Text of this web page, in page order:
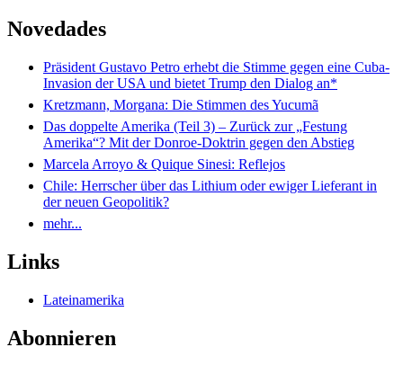
Novedades
Präsident Gustavo Petro erhebt die Stimme gegen eine Cuba-
Invasion der USA und bietet Trump den Dialog an*
Kretzmann, Morgana: Die Stimmen des Yucumã
Das doppelte Amerika (Teil 3) – Zurück zur „Festung
Amerika“? Mit der Donroe-Doktrin gegen den Abstieg
Marcela Arroyo & Quique Sinesi: Reflejos
Chile: Herrscher über das Lithium oder ewiger Lieferant in
der neuen Geopolitik?
mehr...
Links
Lateinamerika
Abonnieren